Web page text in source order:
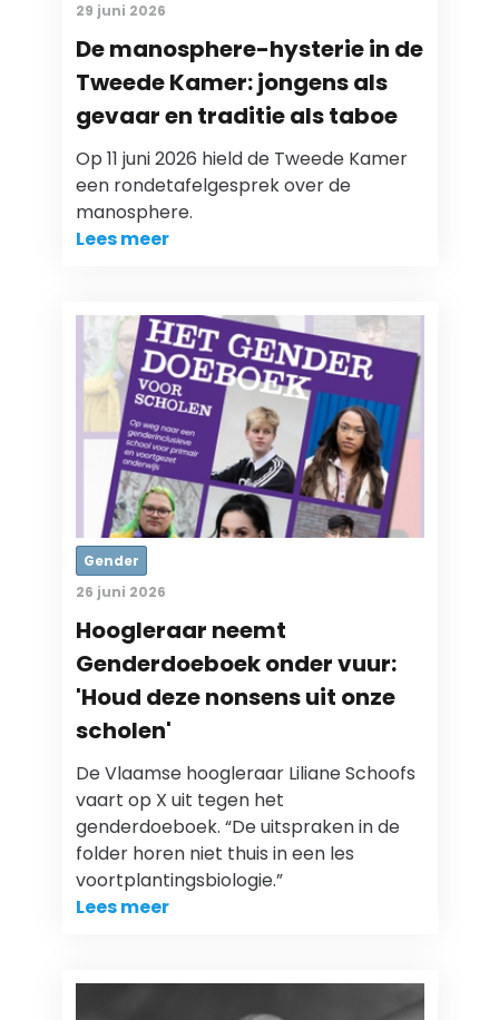
29 juni 2026
De manosphere-hysterie in de
Tweede Kamer: jongens als
gevaar en traditie als taboe
Op 11 juni 2026 hield de Tweede Kamer
een rondetafelgesprek over de
manosphere.
Lees meer
Gender
26 juni 2026
Hoogleraar neemt
Genderdoeboek onder vuur:
'Houd deze nonsens uit onze
scholen'
De Vlaamse hoogleraar Liliane Schoofs
vaart op X uit tegen het
genderdoeboek. “De uitspraken in de
folder horen niet thuis in een les
voortplantingsbiologie.”
Lees meer